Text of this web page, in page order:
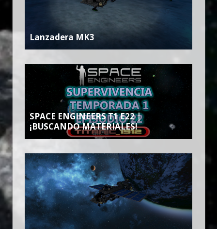
Lanzadera MK3
SPACE ENGINEERS T1 E22 |
¡BUSCANDO MATERIALES!